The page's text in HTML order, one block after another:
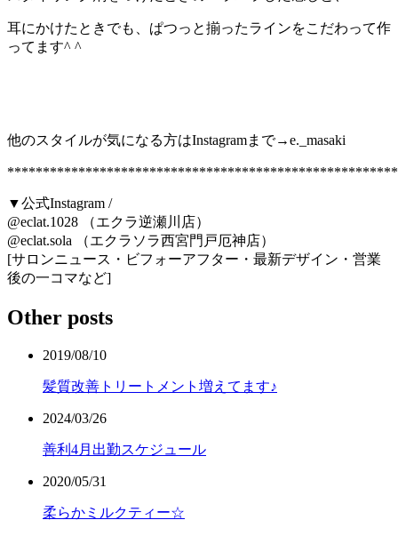
耳にかけたときでも、ぱつっと揃ったラインをこだわって作
ってます^ ^
他のスタイルが気になる方はInstagramまで→e._masaki
▼公式Instagram /
@eclat.1028 （エクラ逆瀬川店）
@eclat.sola （エクラソラ西宮門戸厄神店）
[サロンニュース・ビフォーアフター・最新デザイン・営業
後の一コマなど]
Other posts
2019/08/10
髪質改善トリートメント増えてます♪
2024/03/26
善利4月出勤スケジュール
2020/05/31
柔らかミルクティー☆